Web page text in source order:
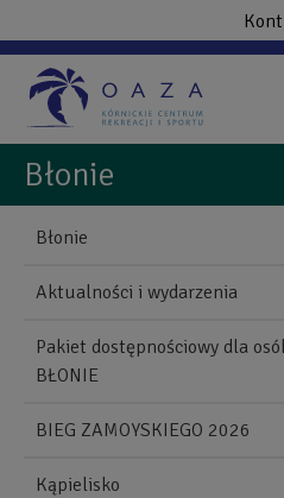
do
treści
Błonie
Back
top
NAWIGUJ
Błonie
Aktualności i wydarzenia
Pakiet dostępnościowy dla
BŁONIE
BIEG ZAMOYSKIEGO 2026
Kąpielisko